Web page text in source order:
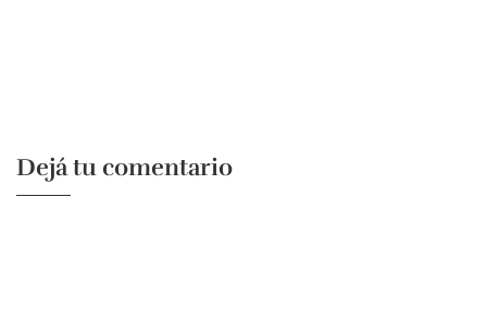
Dejá tu comentario